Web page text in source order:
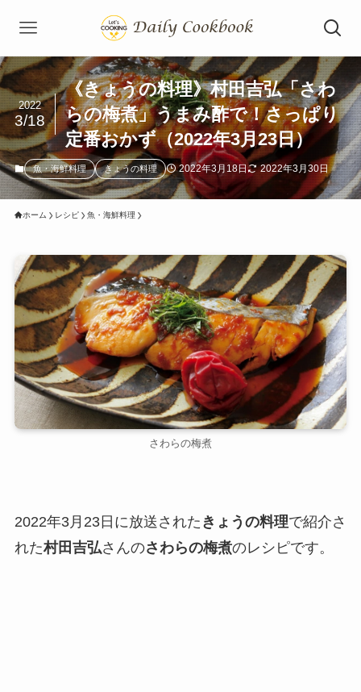
《きょうの料理》村田吉弘「さわ
らの梅煮」うまみ酢で！さっぱり
定番おかず（2022年3月23日）
2022
3/18
魚・海鮮料理 きょうの料理 2022年3月18日 2022年3月30日
ホーム レシピ 魚・海鮮料理
さわらの梅煮
2022年3月23日に放送された きょうの料理で紹介さ
れた村田吉弘さんのさわらの梅煮のレシピです。